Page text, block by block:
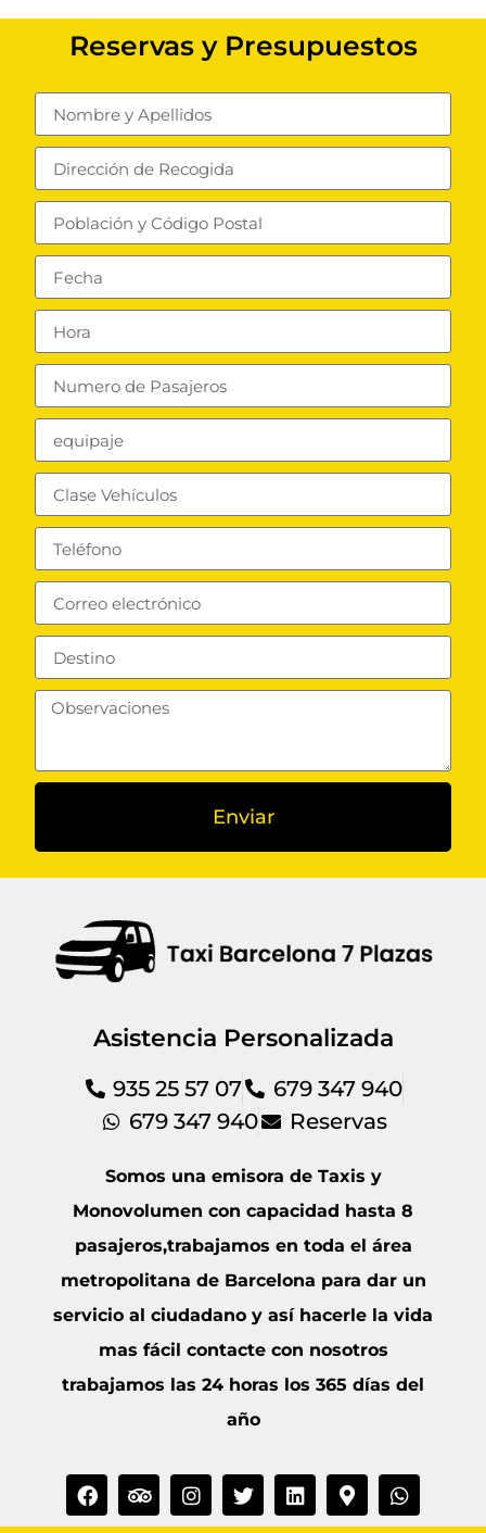
Reservas y Presupuestos
Enviar
Asistencia Personalizada
935 25 57 07
679 347 940
679 347 940
Reservas
Somos una emisora de Taxis y
Monovolumen con capacidad hasta 8
pasajeros,trabajamos en toda el área
metropolitana de Barcelona para dar un
servicio al ciudadano y así hacerle la vida
mas fácil contacte con nosotros
trabajamos las 24 horas los 365 días del
año